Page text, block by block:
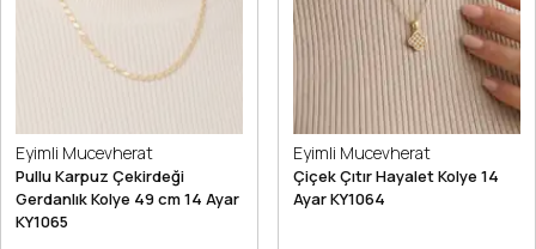
Eyimli Mucevherat
Pullu Karpuz Çekirdeği
Gerdanlık Kolye 49 cm 14 Ayar
KY1065
Eyimli Mucevherat
Çiçek Çıtır Hayalet Kolye 14
Ayar KY1064